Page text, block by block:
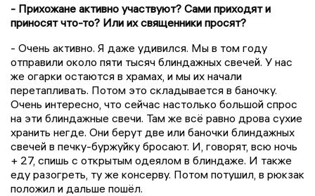
- Прихожане активно участвуют? Сами приходят и
приносят что-то? Или их священники просят?
- Очень активно. Я даже удивился. Мы в том году
отправили около пяти тысяч блиндажных свечей. У нас
же огарки остаются в храмах, и мы их начали
перетапливать. Потом это складывается в баночку.
Очень интересно, что сейчас настолько большой спрос
на эти блиндажные свечи. Там же всё равно дрова сухие
хранить негде. Они берут две или баночки блиндажных
свечей в печку-буржуйку бросают. И, говорят, всю ночь
+ 27, спишь с открытым одеялом в блиндаже. И также
еду разогреть, ту же консерву. Потом потушил, в рюкзак
положил и дальше пошёл.